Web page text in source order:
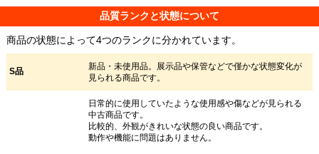
品質ランクと状態について
商品の状態によって4つのランクに分かれています。
S品
新品・未使用品。展示品や保管などで僅かな状態変化が
見られる商品です。
日常的に使用していたような使用感や傷などが見られる
中古商品です。
比較的、外観がきれいな状態の良い商品です。
動作や機能に問題はありません。